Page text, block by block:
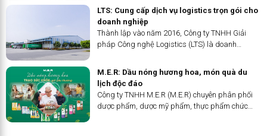
Trung tâm Triển lãm Quốc tế Hà Nội (I.C.E), 91
Trần Hưng Đạo, Hoàn Kiếm, Hà Nội. Sự kiện dự
kiến đón tiếp trên 20,000 lượt khách đến tham
quan và làm việc trong 04 ngày triển lãm.
LTS: Cung cấp dịch vụ logistics trọn gói cho
doanh nghiệp
Thành lập vào năm 2016, Công ty TNHH Giải
pháp Công nghệ Logistics (LTS) là doanh
gói với nhiều năm kinh nghiệm trong ngành.
M.E.R: Dầu nóng hương hoa, món quà du
lịch độc đáo
Công ty TNHH M.E.R (M.E.R) chuyên phân phối
dược phẩm, dược mỹ phẩm, thực phẩm chức